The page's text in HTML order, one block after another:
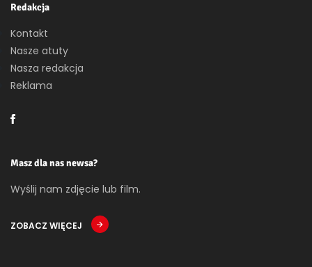
Redakcja
Kontakt
Nasze atuty
Nasza redakcja
Reklama
Masz dla nas newsa?
Wyślij nam zdjęcie lub film.
ZOBACZ WIĘCEJ